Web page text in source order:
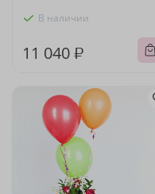
В наличии
11 040 ₽